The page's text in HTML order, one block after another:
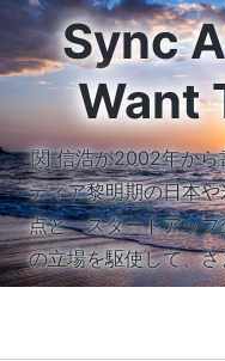
Sync
Want
関 信浩が2002年から
ディア黎明期の日本
点と、スタートアッ
の立場を駆使して、